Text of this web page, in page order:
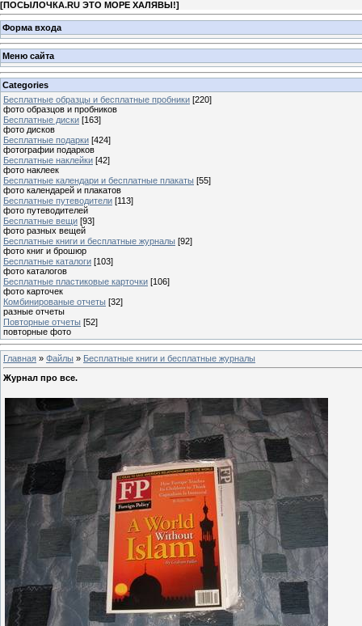
[ПОСЫЛОЧКА.RU ЭТО МОРЕ ХАЛЯВЫ!]
Форма входа
Меню сайта
Categories
Бесплатные образцы и бесплатные пробники [220]
фото образцов и пробников
Бесплатные диски [163]
фото дисков
Бесплатные подарки [424]
фотографии подарков
Бесплатные наклейки [42]
фото наклеек
Бесплатные календари и бесплатные плакаты [55]
фото календарей и плакатов
Бесплатные путеводители [113]
фото путеводителей
Бесплатные вещи [93]
фото разных вещей
Бесплатные книги и бесплатные журналы [92]
фото книг и брошюр
Бесплатные каталоги [103]
фото каталогов
Бесплатные пластиковые карточки [106]
фото карточек
Комбинированые отчеты [32]
разные отчеты
Повторные отчеты [52]
повторные фото
Главная » Файлы » Бесплатные книги и бесплатные журналы
Журнал про все.